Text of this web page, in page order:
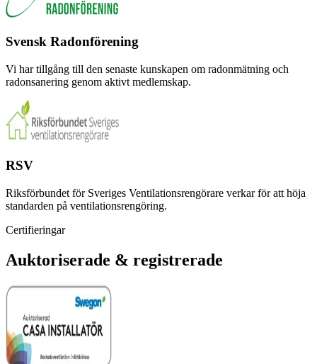
Svensk Radonförening
Vi har tillgång till den senaste kunskapen om radonmätning och
radonsanering genom aktivt medlemskap.
RSV
Riksförbundet för Sveriges Ventilationsrengörare verkar för att höja
standarden på ventilationsrengöring.
Certifieringar
Auktoriserade & registrerade